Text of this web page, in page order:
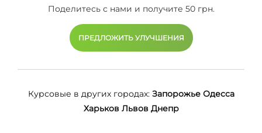
Поделитесь с нами и получите 50 грн.
ПРЕДЛОЖИТЬ УЛУЧШЕНИЯ
Курсовые в других городах: Запорожье Одесса
Харьков Львов Днепр